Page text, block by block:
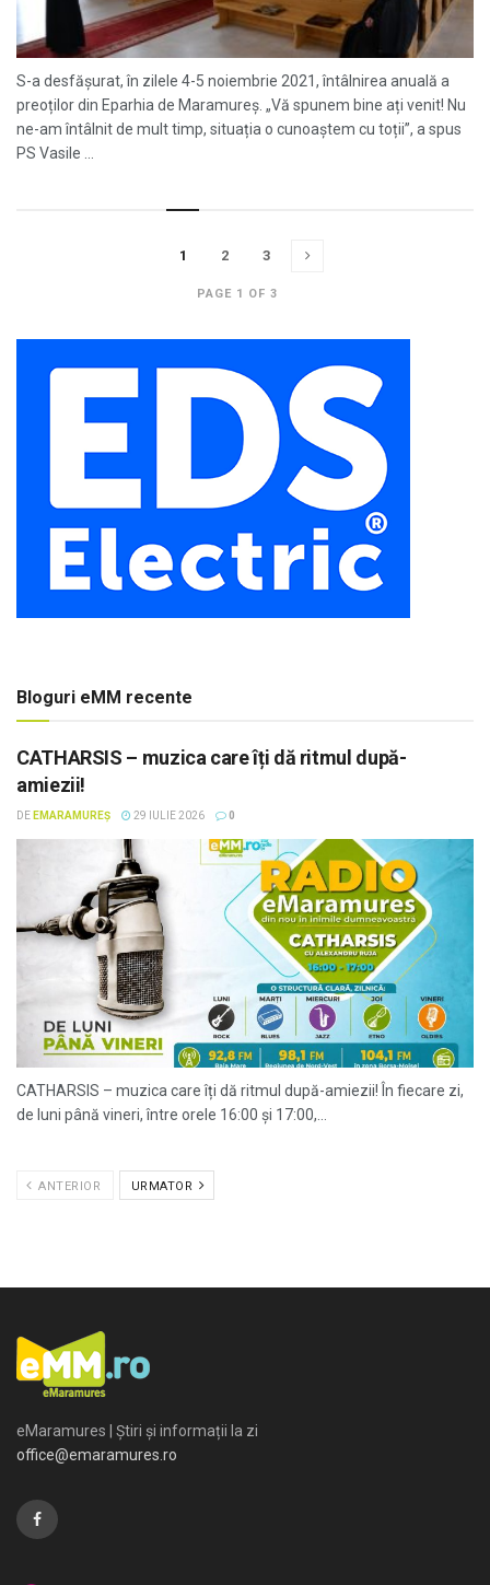
S-a desfășurat, în zilele 4-5 noiembrie 2021, întâlnirea anuală a
preoților din Eparhia de Maramureș. „Vă spunem bine ați venit! Nu
ne-am întâlnit de mult timp, situația o cunoaștem cu toții”, a spus
PS Vasile ...
PAGE 1 OF 3
1 2 3
Bloguri eMM recente
CATHARSIS – muzica care îți dă ritmul după-
amiezii!
DE EMARAMUREȘ 29 IULIE 2026 0
CATHARSIS – muzica care îți dă ritmul după-amiezii! În fiecare zi,
de luni până vineri, între orele 16:00 și 17:00,...
ANTERIOR URMATOR
eMaramures | Știri și informații la zi
office@emaramures.ro